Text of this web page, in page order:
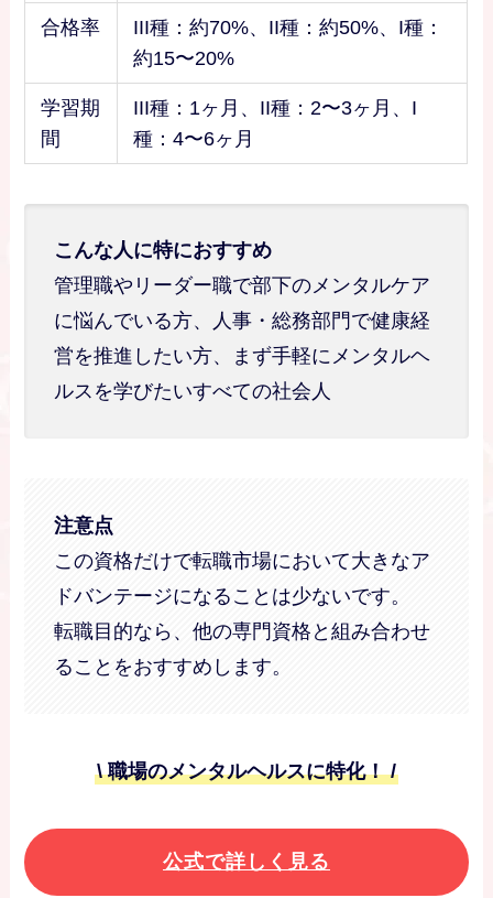
合格率
III種：約70%、II種：約50%、I種：
約15〜20%
学習期
間
III種：1ヶ月、II種：2〜3ヶ月、I
種：4〜6ヶ月
こんな人に特におすすめ
管理職やリーダー職で部下のメンタルケア
に悩んでいる方、人事・総務部門で健康経
営を推進したい方、まず手軽にメンタルヘ
ルスを学びたいすべての社会人
注意点
この資格だけで転職市場において大きなア
ドバンテージになることは少ないです。
転職目的なら、他の専門資格と組み合わせ
ることをおすすめします。
\ 職場のメンタルヘルスに特化！ /
公式で詳しく見る